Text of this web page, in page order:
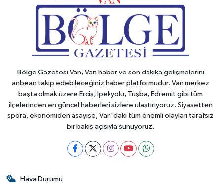
Bölge Gazetesi Van, Van haber ve son dakika gelişmelerini
anbean takip edebileceğiniz haber platformudur. Van merkez
başta olmak üzere Erciş, İpekyolu, Tuşba, Edremit gibi tüm
ilçelerinden en güncel haberleri sizlere ulaştırıyoruz. Siyasetten
spora, ekonomiden asayişe, Van'daki tüm önemli olayları tarafsız
bir bakış açısıyla sunuyoruz.
Hava Durumu